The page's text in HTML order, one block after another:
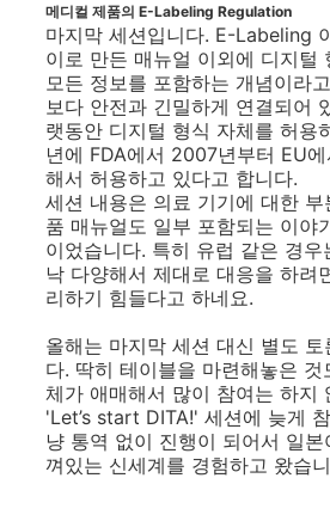
메디컬 제품의 E-Labeling Regulation
마지막 세션입니다. E-Labeling
이로 만든 매뉴얼 이외에 디지털
모든 정보를 포함하는 개념이라
보다 안전과 긴밀하게 연결되어
랫동안 디지털 형식 자체를 허용
년에 FDA에서 2007년부터 EU
해서 허용하고 있다고 합니다.
세션 내용은 의료 기기에 대한 부
품 매뉴얼도 일부 포함되는 이야
이었습니다. 특히 유럽 같은 경우
낙 다양해서 제대로 대응을 하려
리하기 힘들다고 하네요.
올해는 마지막 세션 대신 별도
다. 딱히 테이블을 마련해놓은
체가 애매해서 많이 참여는 하지
'Let’s start DITA!' 세션에 늦게
냥 통역 없이 진행이 되어서 일
껴있는 신세계를 경험하고 왔습